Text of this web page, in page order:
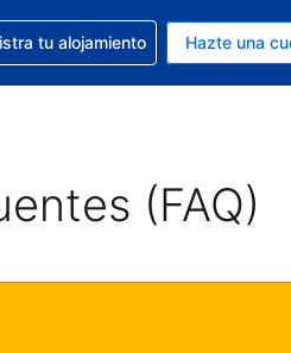
actual es Dólar de EEUU
prefieres. Tu idioma actual
ayuda con la reserva
tu alojamiento Hazte una
(FAQ)